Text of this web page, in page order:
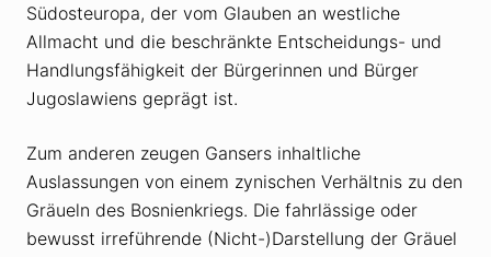
Südosteuropa, der vom Glauben an westliche
Allmacht und die beschränkte Entscheidungs- und
Handlungsfähigkeit der Bürgerinnen und Bürger
Jugoslawiens geprägt ist.
Zum anderen zeugen Gansers inhaltliche
Auslassungen von einem zynischen Verhältnis zu den
Gräueln des Bosnienkriegs. Die fahrlässige oder
bewusst irreführende (Nicht-)Darstellung der Gräuel